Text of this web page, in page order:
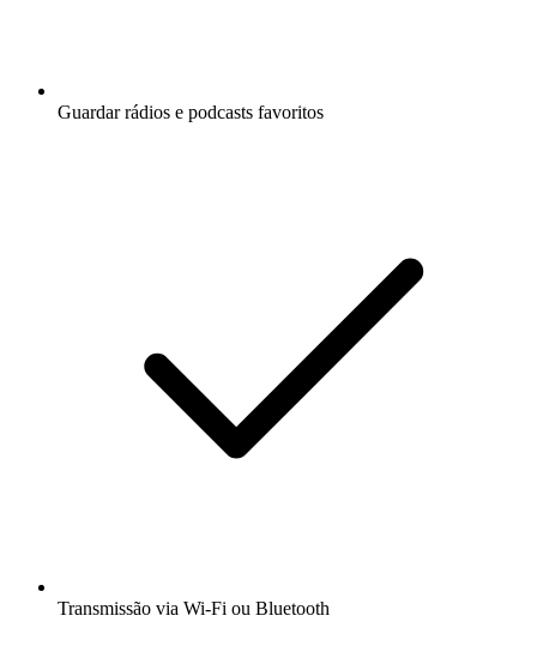
Guardar rádios e podcasts favoritos
Transmissão via Wi-Fi ou Bluetooth